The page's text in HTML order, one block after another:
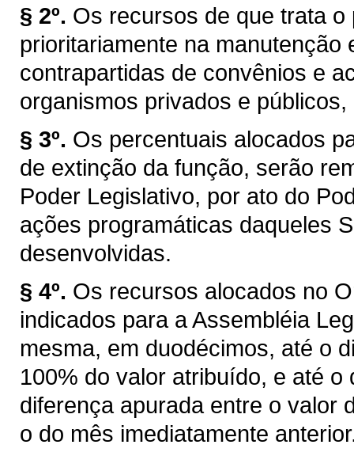
§ 2º. Os recursos de que trata
prioritariamente na
contrapartidas de convênios e
organismos privados e
§ 3º. Os percentuais alocados
de extinção da função, serão
Poder Legislativo, por ato do
ações programáticas daqueles
desenvolvidas.
§ 4º. Os recursos alocados no
indicados para a Assembléia
mesma, em duodécimos, até o
100% do valor atribuído, e até
diferença apurada entre o valor
o do mês imediatamente